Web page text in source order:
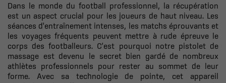
Dans le monde du football professionnel, la récupération
est un aspect crucial pour les joueurs de haut niveau. Les
séances d'entraînement intenses, les matchs éprouvants et
les voyages fréquents peuvent mettre à rude épreuve le
corps des footballeurs. C'est pourquoi notre pistolet de
massage est devenu le secret bien gardé de nombreux
athlètes professionnels pour rester au sommet de leur
forme. Avec sa technologie de pointe, cet appareil